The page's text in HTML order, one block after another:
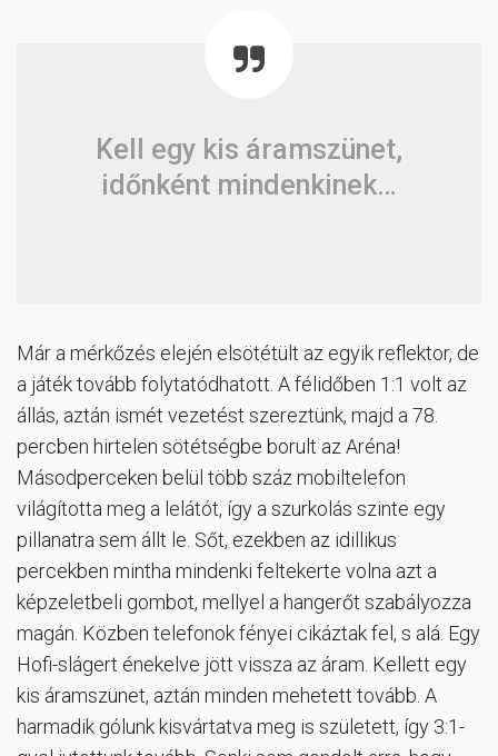
Kell egy kis áramszünet,
időnként mindenkinek…
Már a mérkőzés elején elsötétült az egyik reflektor, de
a játék tovább folytatódhatott. A félidőben 1:1 volt az
állás, aztán ismét vezetést szereztünk, majd a 78.
percben hirtelen sötétségbe borult az Aréna!
Másodperceken belül több száz mobiltelefon
világította meg a lelátót, így a szurkolás szinte egy
pillanatra sem állt le. Sőt, ezekben az idillikus
percekben mintha mindenki feltekerte volna azt a
képzeletbeli gombot, mellyel a hangerőt szabályozza
magán. Közben telefonok fényei cikáztak fel, s alá. Egy
Hofi-slágert énekelve jött vissza az áram. Kellett egy
kis áramszünet, aztán minden mehetett tovább. A
harmadik gólunk kisvártatva meg is született, így 3:1-